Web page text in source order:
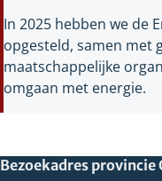
In 2025 hebben we de
opgesteld, samen met
maatschappelijke
omgaan met energie.
Bezoekadres provincie